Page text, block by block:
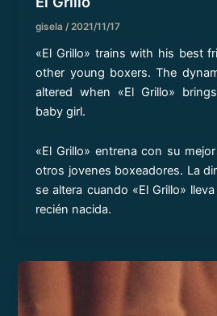
gisela/2021/11/17
«El Grillo» trains with his best
other young boxers. The
altered when «El Grillo»
baby girl.
«El Grillo» entrena con su
otros jovenes boxeadores. La
se altera cuando «El Grillo»
recién nacida.